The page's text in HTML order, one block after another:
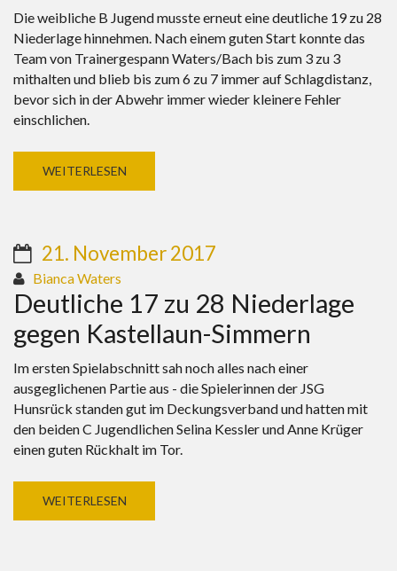
Die weibliche B Jugend musste erneut eine deutliche 19 zu 28
Niederlage hinnehmen. Nach einem guten Start konnte das
Team von Trainergespann Waters/Bach bis zum 3 zu 3
mithalten und blieb bis zum 6 zu 7 immer auf Schlagdistanz,
bevor sich in der Abwehr immer wieder kleinere Fehler
einschlichen.
WEITERLESEN
21. November 2017
Bianca Waters
Deutliche 17 zu 28 Niederlage
gegen Kastellaun-Simmern
Im ersten Spielabschnitt sah noch alles nach einer
ausgeglichenen Partie aus - die Spielerinnen der JSG
Hunsrück standen gut im Deckungsverband und hatten mit
den beiden C Jugendlichen Selina Kessler und Anne Krüger
einen guten Rückhalt im Tor.
WEITERLESEN